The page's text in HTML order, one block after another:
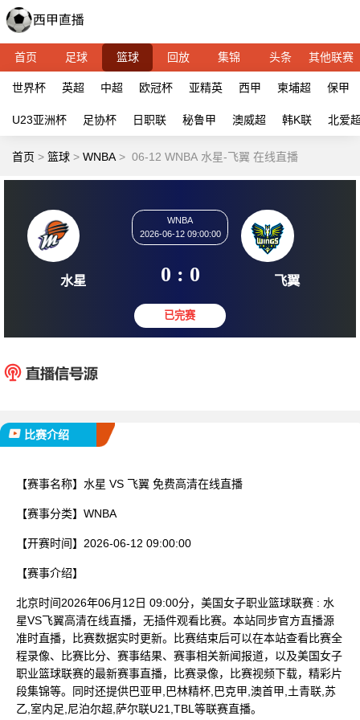
首页 足球 篮球 回放 集锦 头条 其他联赛
世界杯 英超 中超 欧冠杯 亚精英 西甲 柬埔超 保甲
U23亚洲杯 足协杯 日职联 秘鲁甲 澳威超 韩K联 北爱
首页 > 篮球 > WNBA > 06-12 WNBA 水星-飞翼 在线直播
水星
2026-06-12 09:00:00
0 : 0 飞
比赛介绍
【赛事名称】 水星 VS 飞翼 免费高清在线直播
【赛事分类】 WNBA
【开赛时间】 2026-06-12 09:00:00
【赛事介绍】
北京时间2026年06月12日 09:00分，美国女子职业篮球联赛 : 水
星VS飞翼高清在线直播，无插件观看比赛。本站同步官方直播源
准时直播，比赛数据实时更新。比赛结束后可以在本站查看比赛全
程录像、比赛比分、赛事结果、赛事相关新闻报道，以及美国女子
职业篮球联赛的最新赛事直播，比赛录像，比赛视频下载，精彩片
段集锦等。同时还提供巴亚甲,巴林精杯,巴克甲,澳首甲,土青联,苏
乙,室内足,尼泊尔超,萨尔联U21,TBL等联赛直播。